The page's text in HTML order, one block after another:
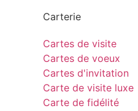
Carterie
Cartes de visite
Cartes de voeux
Cartes d'invitation
Carte de visite luxe
Carte de fidélité